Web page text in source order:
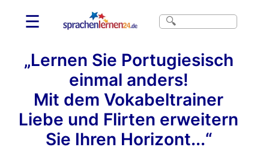
☰
„Lernen Sie Portugiesisch
einmal anders!
Mit dem Vokabeltrainer
Liebe und Flirten erweitern
Sie Ihren Horizont...“